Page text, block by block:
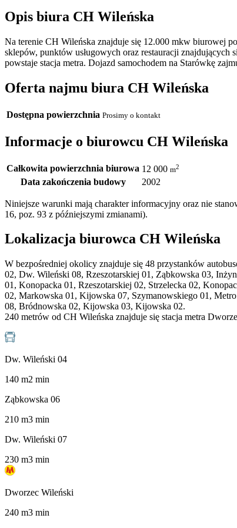
Opis biura CH Wileńska
Na terenie CH Wileńska znajduje się 12.000 mkw biurowej
sklepów, punktów usługowych oraz restauracji
powstaje stacja metra. Dojazd samochodem na Starówkę
Oferta najmu biura CH Wileńska
Dostępna powierzchnia Prosimy o kontakt
Informacje o biurowcu CH Wileńska
Całkowita powierzchnia biurowa 12 000 m2
Data zakończenia budowy 2002
Niniejsze warunki mają charakter informacyjny oraz nie
16, poz. 93 z późniejszymi zmianami).
Lokalizacja biurowca CH Wileńska
W bezpośredniej okolicy znajduje się 48 przystanków
02, Dw. Wileński 08, Rzeszotarskiej 01, Ząbkowska 03,
01, Konopacka 01, Rzeszotarskiej 02, Strzelecka 02,
02, Markowska 01, Kijowska 07, Szymanowskiego 01,
08, Bródnowska 02, Kijowska 03, Kijowska 02.
240 metrów od CH Wileńska znajduje się stacja metra
Dw. Wileński 04
140 m2 min
Ząbkowska 06
210 m3 min
Dw. Wileński 07
230 m3 min
Dworzec Wileński
240 m3 min